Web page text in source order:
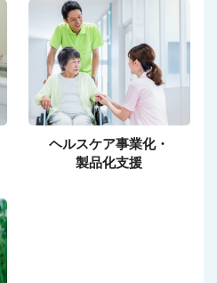
ヘルスケア事業化・
製品化支援